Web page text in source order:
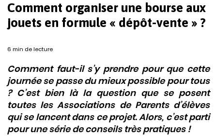
Comment organiser une bourse aux
jouets en formule « dépôt-vente » ?
6 min de lecture
Comment faut-il s’y prendre pour que cette
journée se passe du mieux possible pour tous
? C’est bien là la question que se posent
toutes les Associations de Parents d’élèves
qui se lancent dans ce projet. Alors, c’est parti
pour une série de conseils très pratiques !